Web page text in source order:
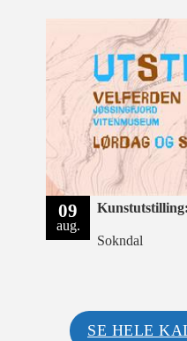
09
aug.
Sokndal
SE HELE